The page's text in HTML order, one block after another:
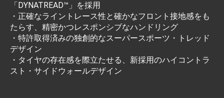
「DYNATREAD™」を採用
・正確なライントレース性と確かなフロント接地感をも
たらす、精密かつレスポンシブなハンドリング
・特許取得済みの独創的なスーパースポーツ・トレッド
デザイン
・タイヤの存在感を際立たせる、新採用のハイコントラ
スト・サイドウォールデザイン